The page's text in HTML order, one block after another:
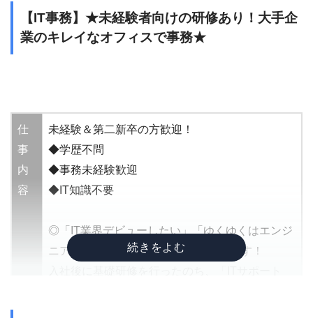
【IT事務】★未経験者向けの研修あり！大手企
業のキレイなオフィスで事務★
仕
事
内
容
未経験＆第二新卒の方歓迎！
◆学歴不問
◆事務未経験歓迎
◆IT知識不要
◎「IT業界デビューしたい」「ゆくゆくはエンジ
ニアになりたい」 という方は大歓迎です！